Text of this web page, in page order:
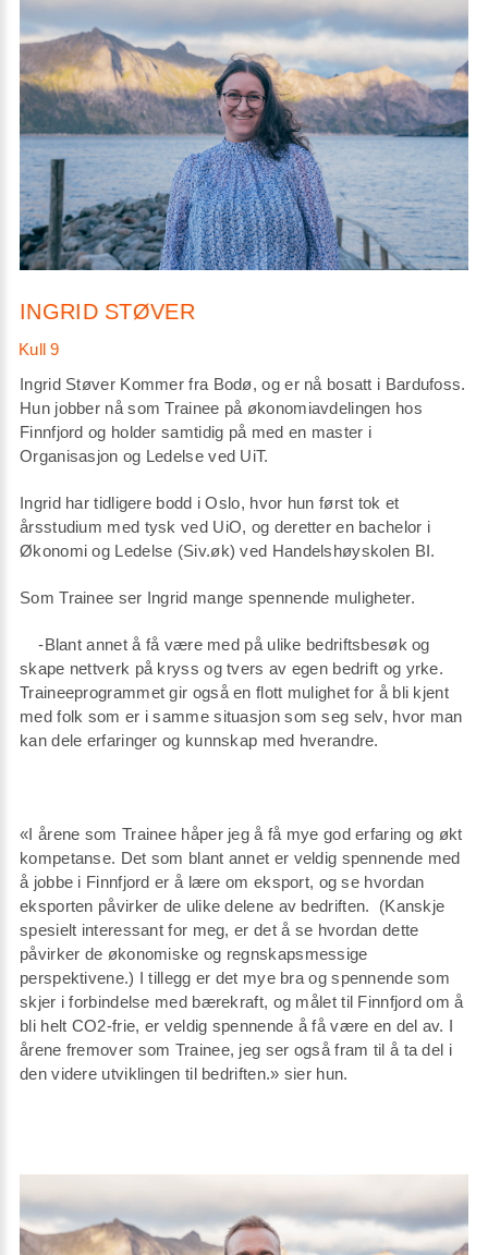
INGRID STØVER
Ingrid Støver Kommer fra Bodø, og er nå bosatt i Bardufoss.
Hun jobber nå som Trainee på økonomiavdelingen hos
Finnfjord og holder samtidig på med en master i
Organisasjon og Ledelse ved UiT.
Ingrid har tidligere bodd i Oslo, hvor hun først tok et
årsstudium med tysk ved UiO, og deretter en bachelor i
Økonomi og Ledelse (Siv.øk) ved Handelshøyskolen BI.
Som Trainee ser Ingrid mange spennende muligheter.
-Blant annet å få være med på ulike bedriftsbesøk og
skape nettverk på kryss og tvers av egen bedrift og yrke.
Traineeprogrammet gir også en flott mulighet for å bli kjent
med folk som er i samme situasjon som seg selv, hvor man
kan dele erfaringer og kunnskap med hverandre.
«I årene som Trainee håper jeg å få mye god erfaring og økt
kompetanse. Det som blant annet er veldig spennende med
å jobbe i Finnfjord er å lære om eksport, og se hvordan
eksporten påvirker de ulike delene av bedriften. (Kanskje
spesielt interessant for meg, er det å se hvordan dette
påvirker de økonomiske og regnskapsmessige
perspektivene.) I tillegg er det mye bra og spennende som
skjer i forbindelse med bærekraft, og målet til Finnfjord om å
bli helt CO2-frie, er veldig spennende å få være en del av. I
årene fremover som Trainee, jeg ser også fram til å ta del i
den videre utviklingen til bedriften.» sier hun.